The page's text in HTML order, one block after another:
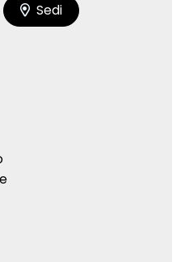
Sedi